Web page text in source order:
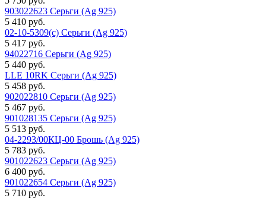
903022623 Серьги (Ag 925)
5 410 руб.
02-10-5309(с) Серьги (Ag 925)
5 417 руб.
94022716 Серьги (Ag 925)
5 440 руб.
LLE 10RK Серьги (Ag 925)
5 458 руб.
902022810 Серьги (Ag 925)
5 467 руб.
901028135 Серьги (Ag 925)
5 513 руб.
04-2293/00КЦ-00 Брошь (Ag 925)
5 783 руб.
901022623 Серьги (Ag 925)
6 400 руб.
901022654 Серьги (Ag 925)
5 710 руб.